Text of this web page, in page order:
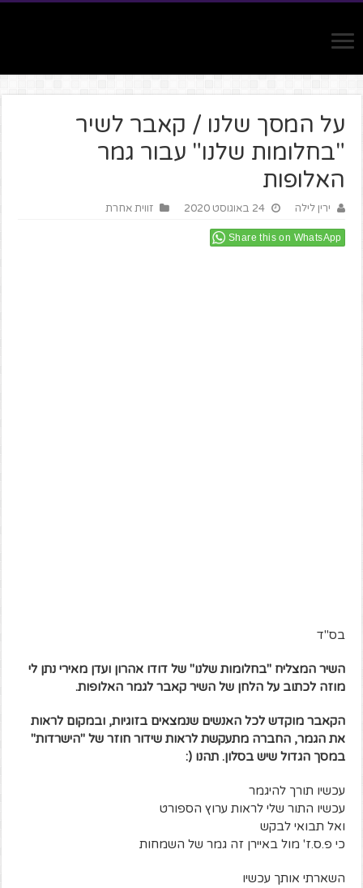
על המסך שלנו / קאבר לשיר
"בחלומות שלנו" עבור גמר
האלופות
ירין לילה 24 באוגוסט 2020 זווית אחרת
Share this on WhatsApp
בס"ד
השיר המצליח "בחלומות שלנו" של דודו אהרון ועדן מאירי נתן לי
מוזה לכתוב על הלחן של השיר קאבר לגמר האלופות.
הקאבר מוקדש לכל האנשים שנמצאים בזוגיות, ובמקום לראות
את הגמר, החברה מתעקשת לראות שידור חוזר של "הישרדות"
במסך הגדול שיש בסלון. תהנו (:
עכשיו תורך להיגמר
עכשיו התור שלי לראות ערוץ הספורט
ואל תבואי לבקש
כי פ.ס.ז' מול באיירן זה גמר של השמחות
השארתי אותך עכשיו